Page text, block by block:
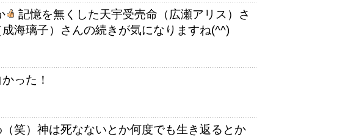
記憶を無くした天宇受売命（広瀬アリス）さ
海璃子）さんの続きが気になりますね(^^)
った！
笑）神は死なないとか何度でも生き返るとか